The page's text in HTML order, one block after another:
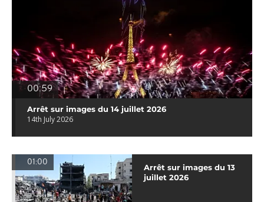
00:59
Arrêt sur images du 14 juillet 2026
14th July 2026
01:00
Arrêt sur images du 13
juillet 2026